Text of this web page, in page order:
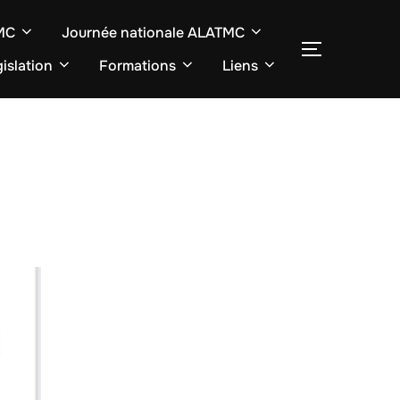
Journée nationale ALATMC
Formations Liens